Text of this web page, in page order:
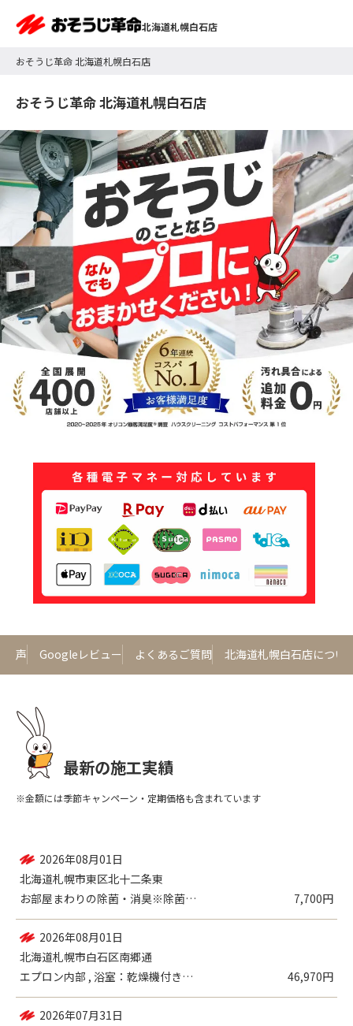
北海道札幌白石店
おそうじ革命 北海道札幌白石店
おそうじ革命 北海道札幌白石店
の声 Googleレビュー よくあるご質問 北海道札幌白石店につい
最新の施工実績
※金額には季節キャンペーン・定期価格も含まれています
2026年08月01日
札幌市中央区
エプロン内部 , 浴室
21,010円
2026年08月01日
北海道札幌市東区北十二条東
お部屋まわりの除菌・消臭※除菌プロ（12...
7,700円
2026年08月01日